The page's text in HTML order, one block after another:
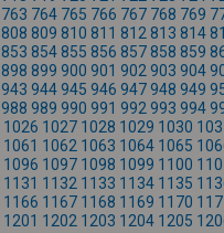
763 764 765 766 767 768 769
808 809 810 811 812 813 814
853 854855 856 857858 859
898 899 900 901 902 903 904
943 944945 946 947948 949
988 989 990 991 992 993 994
1026 1027 1028 1029 1030
1061 1062 1063 1064 1065
1096 1097 1098 1099 1100
1131 1132 1133 1134 1135
1166 1167 1168 1169 1170
1201 1202 1203 1204 1205